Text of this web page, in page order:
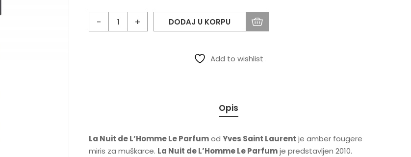
DODAJ U KORPU
Add to wishlist
Opis
La Nuit de L’Homme Le Parfumod Yves Saint Laurent je amber fougere
miris za muškarce. La Nuit de L’Homme Le Parfumje predstavljen 2010.